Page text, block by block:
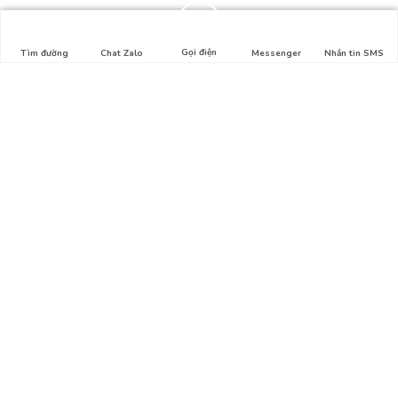
Tìm đường Chat Zalo Gọi điện Messenger Nhắn tin SMS